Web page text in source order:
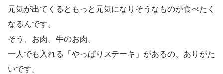
元気が出てくるともっと元気になりそうなものが食べたく
なるんです。
そう、お肉。牛のお肉。
一人でも入れる「やっぱりステーキ」があるの、ありがた
いです。